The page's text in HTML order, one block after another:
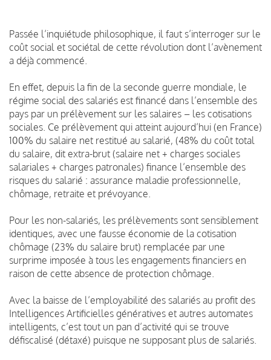
Passée l’inquiétude philosophique, il faut s’interroger sur le
coût social et sociétal de cette révolution dont l’avènement
a déjà commencé.
En effet, depuis la fin de la seconde guerre mondiale, le
régime social des salariés est financé dans l’ensemble des
pays par un prélèvement sur les salaires – les cotisations
sociales. Ce prélèvement qui atteint aujourd’hui (en France)
100% du salaire net restitué au salarié, (48% du coût total
du salaire, dit extra-brut (salaire net + charges sociales
salariales + charges patronales) finance l’ensemble des
risques du salarié : assurance maladie professionnelle,
chômage, retraite et prévoyance.
Pour les non-salariés, les prélèvements sont sensiblement
identiques, avec une fausse économie de la cotisation
chômage (23% du salaire brut) remplacée par une
surprime imposée à tous les engagements financiers en
raison de cette absence de protection chômage.
Avec la baisse de l’employabilité des salariés au profit des
Intelligences Artificielles génératives et autres automates
intelligents, c’est tout un pan d’activité qui se trouve
défiscalisé (détaxé) puisque ne supposant plus de salariés.